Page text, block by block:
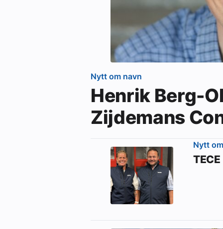
Nytt om navn
Henrik Berg-
Zijdemans
Nytt